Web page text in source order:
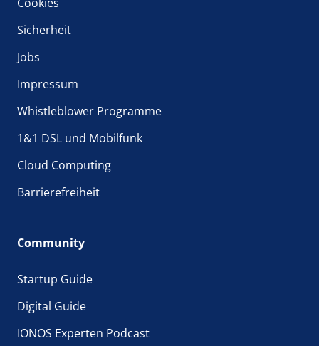
Sicherheit
Jobs
Impressum
Whistleblower Programme
1&1 DSL und Mobilfunk
Cloud Computing
Barrierefreiheit
Community
Startup Guide
Digital Guide
IONOS Experten Podcast